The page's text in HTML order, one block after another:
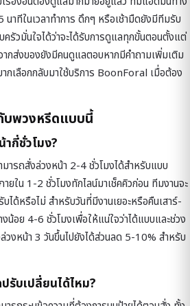
าทีในเวลาทำการ ดึกๆ หรือเช้ามืดยังมีทีมรับ
รัวมั่นใจได้ว่าจะได้รับการดูแลทุกขั้นตอนตั้งแต่
กส่งของยังมีคนดูแลตอบหากมีคำถามเพิ่มเติม
กเลือกกลับมาใช้บริการ BoonForal เมื่อต้อง
บพวงหรีดแบบนี้
กี่ชั่วโมง?
ารถสั่งล่วงหน้า 2-4 ชั่วโมงได้สำหรับแบบ
ายใน 1-2 ชั่วโมงทักไลน์มาเช็คคิวก่อน ทีมงานจะ
ได้หรือไม่ สำหรับวันที่มีงานเยอะหรือคืนเสาร์-
น้อย 4-6 ชั่วโมงเพื่อให้แน่ใจว่าได้แบบและช่วง
วงหน้า 3 วันขึ้นไปยังได้ส่วนลด 5-10% สำหรับ
รับเปลี่ยนได้ไหม?